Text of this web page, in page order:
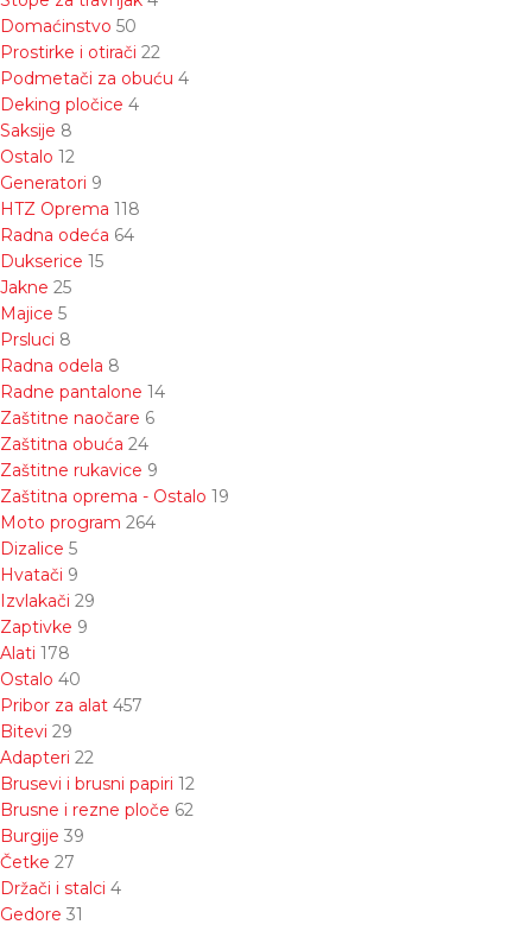
Domaćinstvo 50
Prostirke i otirači 22
Podmetači za obuću 4
Deking pločice 4
Saksije 8
Ostalo 12
Generatori 9
HTZ Oprema 118
Radna odeća 64
Dukserice 15
Jakne 25
Majice 5
Prsluci 8
Radna odela 8
Radne pantalone 14
Zaštitne naočare 6
Zaštitna obuća 24
Zaštitne rukavice 9
Zaštitna oprema - Ostalo 19
Moto program 264
Dizalice 5
Hvatači 9
Izvlakači 29
Zaptivke 9
Alati 178
Ostalo 40
Pribor za alat 457
Bitevi 29
Adapteri 22
Brusevi i brusni papiri 12
Brusne i rezne ploče 62
Burgije 39
Četke 27
Držači i stalci 4
Gedore 31